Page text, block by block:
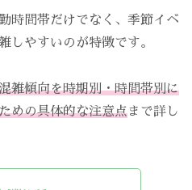
時間帯だけでなく、季節イベ
しやすいのが特徴です。
雑傾向を時期別・時間帯別に
めの具体的な注意点まで詳し